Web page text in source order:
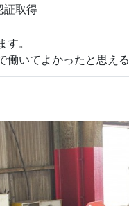
取得
。
働いてよかったと思え